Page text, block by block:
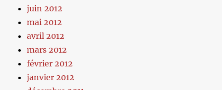
juin 2012
mai 2012
avril 2012
mars 2012
février 2012
janvier 2012